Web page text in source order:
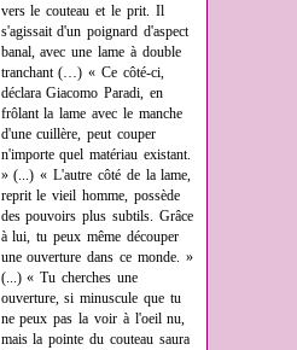
vers le couteau et le prit. Il
s'agissait d'un poignard d'aspect
banal, avec une lame à double
tranchant (…) « Ce côté-ci,
déclara Giacomo Paradi, en
frôlant la lame avec le manche
d'une cuillère, peut couper
n'importe quel matériau existant.
» (...) « L'autre côté de la lame,
reprit le vieil homme, possède
des pouvoirs plus subtils. Grâce
à lui, tu peux même découper
une ouverture dans ce monde. »
(...) « Tu cherches une
ouverture, si minuscule que tu
ne peux pas la voir à l'oeil nu,
mais la pointe du couteau saura